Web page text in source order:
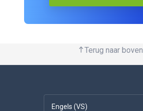
Terug naar boven
Engels (VS)